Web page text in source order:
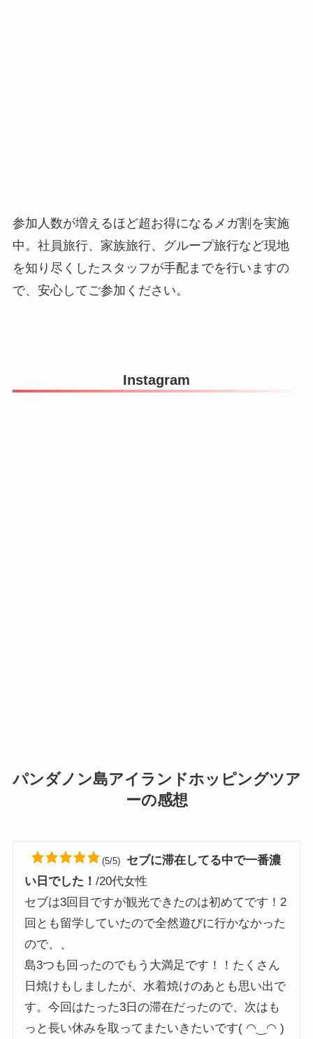
参加人数が増えるほど超お得になるメガ割を実施
中。社員旅行、家族旅行、グループ旅行など現地
を知り尽くしたスタッフが手配までを行いますの
で、安心してご参加ください。
Instagram
パンダノン島アイランドホッピングツア
ーの感想
(5/5)
セブに滞在してる中で一番濃
い日でした！/20代女性
セブは3回目ですが観光できたのは初めてです！2
回とも留学していたので全然遊びに行かなかった
ので、、
島3つも回ったのでもう大満足です！！たくさん
日焼けもしましたが、水着焼けのあとも思い出で
す。今回はたった3日の滞在だったので、次はも
っと長い休みを取ってまたいきたいです( ◠‿◠ )